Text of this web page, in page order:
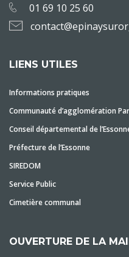
01 69 10 25 60
LIENS UTILES
Informations pratiques
Communauté d’agglomération
Conseil départemental de
Préfecture de l’Essonne
SIREDOM
Service Public
Cimetière communal
OUVERTURE DE LA